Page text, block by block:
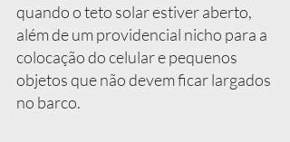
quando o teto solar estiver aberto,
além de um providencial nicho para a
colocação do celular e pequenos
objetos que não devem ficar largados
no barco.